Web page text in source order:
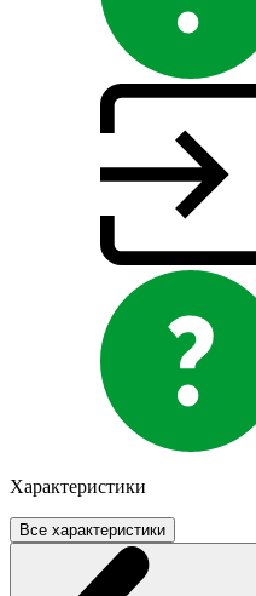
Характеристики
Все характеристики